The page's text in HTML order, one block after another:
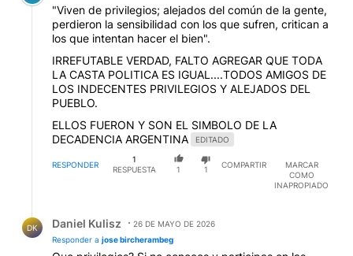
"Viven de privilegios; alejados del común de la gente,
perdieron la sensibilidad con los que sufren, critican a
los que intentan hacer el bien".
IRREFUTABLE VERDAD, FALTO AGREGAR QUE TODA
LA CASTA POLITICA ES IGUAL....TODOS AMIGOS DE
LOS INDECENTES PRIVILEGIOS Y ALEJADOS DEL
PUEBLO.
ELLOS FUERON Y SON EL SIMBOLO DE LA
DECADENCIA ARGENTINA
EDITADO
RESPONDER
1
RESPUESTA
1 1
COMPARTIR
MARCAR
COMO
INAPROPIADO
DK Daniel Kulisz
26 DE MAYO DE 2026
Responder a jose bircherambeg